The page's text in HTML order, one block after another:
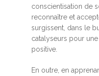
conscientisation de
reconnaître et
surgissent, dans le
catalyseurs pour
positive.
En outre, en